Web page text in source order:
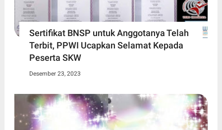
Sertifikat BNSP untuk Anggotanya Telah
Terbit, PPWI Ucapkan Selamat Kepada
Peserta SKW
Desember 23, 2023